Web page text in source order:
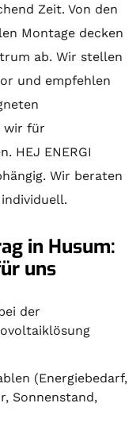
Zeit. Von den
Montage decken
ab. Wir stellen
und empfehlen
wir für
HEJ ENERGI
Wir beraten
in Husum:
uns
der
(Energiebedarf,
Sonnenstand,